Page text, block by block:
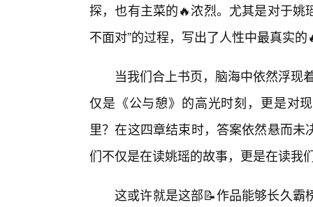
探，也有主菜的🔥浓烈。尤其是对于姚
不面对”的过程，写出了人性中最真实
当我们合上书页，脑海中依然浮
仅是《公与憩》的高光时刻，更是对
里？在这四章结束时，答案依然悬而
们不仅是在读姚瑶的故事，更是在读我
这或许就是这部📝作品能够长久